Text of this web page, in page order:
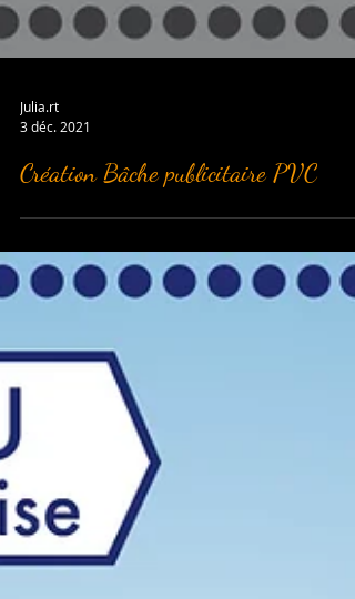
3 déc. 2021
Création Bâche publicitaire PVC